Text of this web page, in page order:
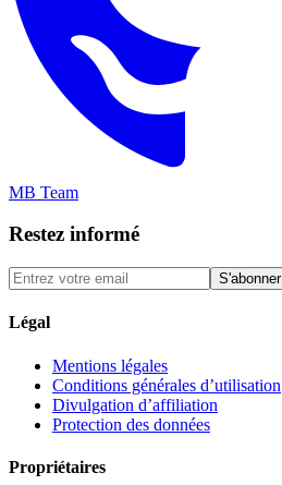
MB Team
Restez informé
S'abonner
Légal
Mentions légales
Conditions générales d’utilisation
Divulgation d’affiliation
Protection des données
Propriétaires